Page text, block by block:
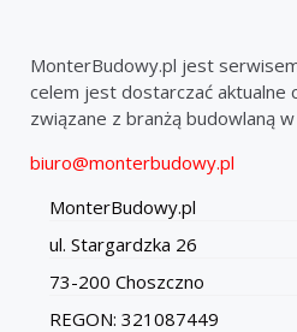
MonterBudowy.pl jest
celem jest dostarczać aktualne
związane z branżą budowlaną
biuro@monterbudowy.pl
MonterBudowy.pl
ul. Stargardzka 26
73-200 Choszczno
REGON: 321087449